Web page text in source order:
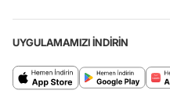
UYGULAMAMIZI İNDİRİN